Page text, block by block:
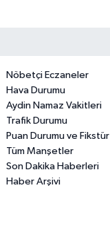
Nöbetçi Eczaneler
Hava Durumu
Aydin Namaz Vakitleri
Trafik Durumu
Puan Durumu ve Fikstür
Tüm Manşetler
Son Dakika Haberleri
Haber Arşivi